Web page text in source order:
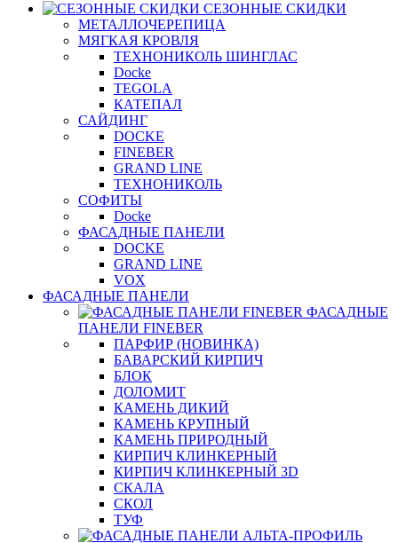
СЕЗОННЫЕ СКИДКИ
МЕТАЛЛОЧЕРЕПИЦА
МЯГКАЯ КРОВЛЯ
ТЕХНОНИКОЛЬ ШИНГЛАС
Docke
TEGOLA
КАТЕПАЛ
САЙДИНГ
DOCKE
FINEBER
GRAND LINE
ТЕХНОНИКОЛЬ
СОФИТЫ
Docke
ФАСАДНЫЕ ПАНЕЛИ
DOCKE
GRAND LINE
VOX
ФАСАДНЫЕ ПАНЕЛИ
ФАСАДНЫЕ
ПАНЕЛИ FINEBER
ПАРФИР (НОВИНКА)
БАВАРСКИЙ КИРПИЧ
БЛОК
ДОЛОМИТ
КАМЕНЬ ДИКИЙ
КАМЕНЬ КРУПНЫЙ
КАМЕНЬ ПРИРОДНЫЙ
КИРПИЧ КЛИНКЕРНЫЙ
КИРПИЧ КЛИНКЕРНЫЙ 3D
СКАЛА
СКОЛ
ТУФ